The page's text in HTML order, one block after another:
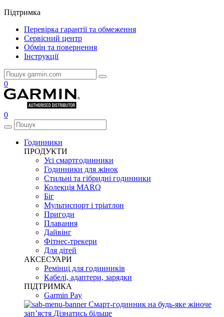
Підтримка
Перевірка гарантії та обмеження
Сервісний центр
Обмін та повернення
Інструкції
0
0
Годинники
ПРОДУКТИ
Усі смартгодинники
Годинники для жінок
Стильні та гібридні годинники
Колекція MARQ
Біг
Мультиспорт і тріатлон
Пригоди
Плавання
Дайвінг
Фітнес-трекери
Для дітей
АКСЕСУАРИ
Ремінці для годинників
Кабелі, адаптери, зарядки
ПІДТРИМКА
Garmin Pay
Смарт-годинник на будь-яке жіноче
запʼястя Дізнатись більше